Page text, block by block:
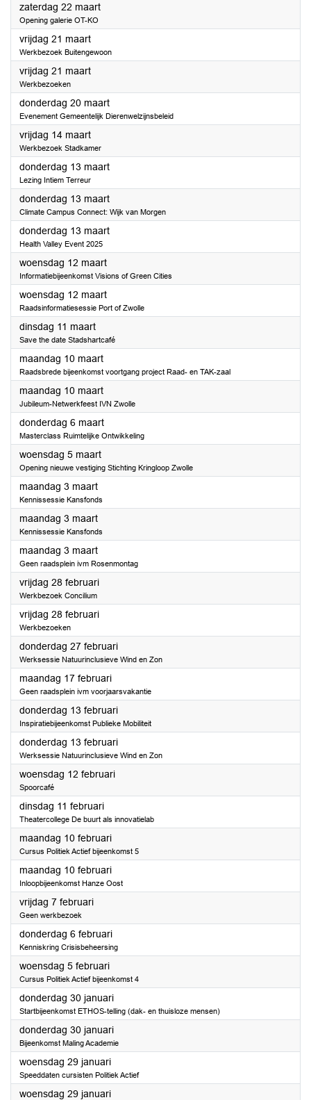
zaterdag 22 maart2025
Opening galerie OT-KO
vrijdag 21 maart2025
Werkbezoek Buitengewoon
vrijdag 21 maart2025
Werkbezoeken
donderdag 20 maart2025
Evenement Gemeentelijk Dierenwelzijnsbeleid
vrijdag 14 maart2025
Werkbezoek Stadkamer
donderdag 13 maart2025
Lezing Intiem Terreur
donderdag 13 maart2025
Climate Campus Connect: Wijk van Morgen
donderdag 13 maart2025
Health Valley Event 2025
woensdag 12 maart2025
Informatiebijeenkomst Visions of Green Cities
woensdag 12 maart2025
Raadsinformatiesessie Port of Zwolle
dinsdag 11 maart2025
Save the date Stadshartcafé
maandag 10 maart2025
Raadsbrede bijeenkomst voortgang project Raad- en TAK-zaal
maandag 10 maart2025
Jubileum-Netwerkfeest IVN Zwolle
donderdag 6 maart2025
Masterclass Ruimtelijke Ontwikkeling
woensdag 5 maart2025
Opening nieuwe vestiging Stichting Kringloop Zwolle
maandag 3 maart2025
Kennissessie Kansfonds
maandag 3 maart2025
Kennissessie Kansfonds
maandag 3 maart2025
Geen raadsplein ivm Rosenmontag
vrijdag 28 februari2025
Werkbezoek Concilium
vrijdag 28 februari2025
Werkbezoeken
donderdag 27 februari2025
Werksessie Natuurinclusieve Wind en Zon
maandag 17 februari2025
Geen raadsplein ivm voorjaarsvakantie
donderdag 13 februari2025
Inspiratiebijeenkomst Publieke Mobiliteit
donderdag 13 februari2025
Werksessie Natuurinclusieve Wind en Zon
woensdag 12 februari2025
Spoorcafé
dinsdag 11 februari2025
Theatercollege De buurt als innovatielab
maandag 10 februari2025
Cursus Politiek Actief bijeenkomst 5
maandag 10 februari2025
Inloopbijeenkomst Hanze Oost
vrijdag 7 februari2025
Geen werkbezoek
donderdag 6 februari2025
Kenniskring Crisisbeheersing
woensdag 5 februari2025
Cursus Politiek Actief bijeenkomst 4
donderdag 30 januari2025
Startbijeenkomst ETHOS-telling (dak- en thuisloze mensen)
donderdag 30 januari2025
Bijeenkomst Maling Academie
woensdag 29 januari2025
Speeddaten cursisten Politiek Actief
woensdag 29 januari2025